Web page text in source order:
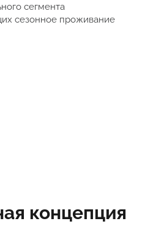
сегмента
сезонное проживание
концепция